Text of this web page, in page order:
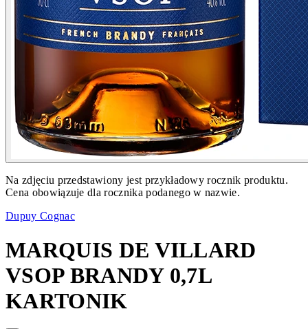
Na zdjęciu przedstawiony jest przykładowy rocznik produktu.
Cena obowiązuje dla rocznika podanego w nazwie.
Dupuy Cognac
MARQUIS DE VILLARD
VSOP BRANDY 0,7L
KARTONIK